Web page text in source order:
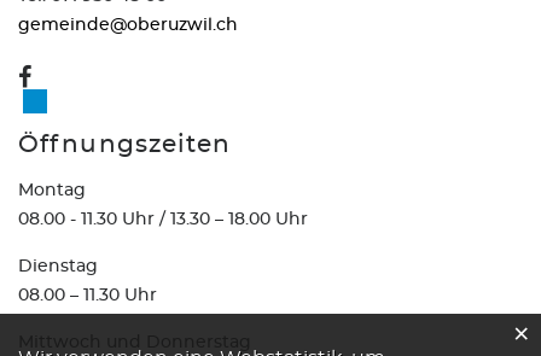
gemeinde@oberuzwil.ch
Öffnungszeiten
Montag
08.00 - 11.30 Uhr / 13.30 – 18.00 Uhr
Dienstag
08.00 – 11.30 Uhr
Webstatistik
×